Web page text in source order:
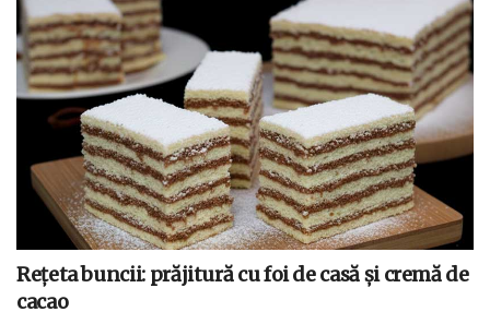
Rețeta buncii: prăjitură cu foi de casă și cremă de
cacao